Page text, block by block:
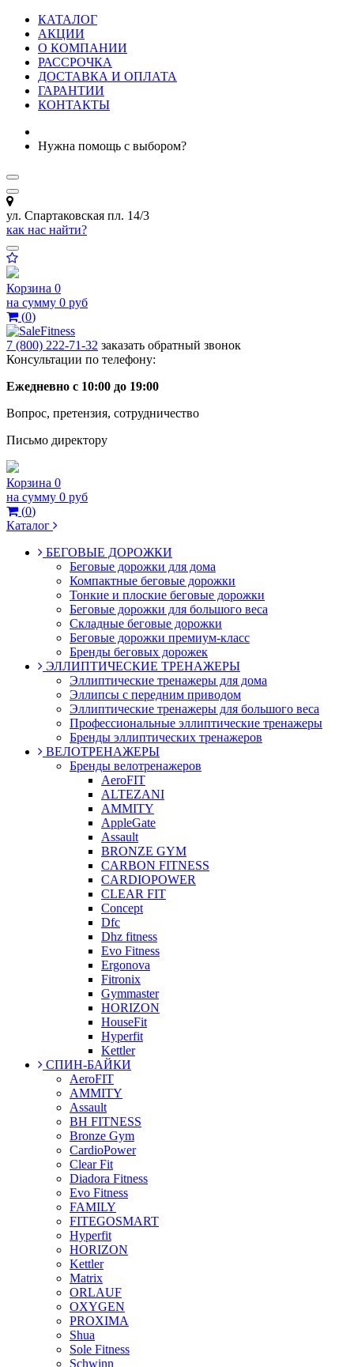
КАТАЛОГ
АКЦИИ
О КОМПАНИИ
РАССРОЧКА
ДОСТАВКА И ОПЛАТА
ГАРАНТИИ
КОНТАКТЫ
Нужна помощь с выбором?
ул. Спартаковская пл. 14/3
как нас найти?
Корзина 0
на сумму 0 руб
(0)
7 (800) 222-71-32 заказать обратный звонок
Консультации по телефону:
Ежедневно с 10:00 до 19:00
Вопрос, претензия, сотрудничество
Письмо директору
Корзина 0
на сумму 0 руб
(0)
Каталог
БЕГОВЫЕ ДОРОЖКИ
Беговые дорожки для дома
Компактные беговые дорожки
Тонкие и плоские беговые дорожки
Беговые дорожки для большого веса
Складные беговые дорожки
Беговые дорожки премиум-класс
Бренды беговых дорожек
ЭЛЛИПТИЧЕСКИЕ ТРЕНАЖЕРЫ
Эллиптические тренажеры для дома
Эллипсы с передним приводом
Эллиптические тренажеры для большого веса
Профессиональные эллиптические тренажеры
Бренды эллиптических тренажеров
ВЕЛОТРЕНАЖЕРЫ
Бренды велотренажеров
AeroFIT
ALTEZANI
AMMITY
AppleGate
Assault
BRONZE GYM
CARBON FITNESS
CARDIOPOWER
CLEAR FIT
Concept
Dfc
Dhz fitness
Evo Fitness
Ergonova
Fitronix
Gymmaster
HORIZON
HouseFit
Hyperfit
Kettler
СПИН-БАЙКИ
AeroFIT
AMMITY
Assault
BH FITNESS
Bronze Gym
CardioPower
Clear Fit
Diadora Fitness
Evo Fitness
FAMILY
FITEGOSMART
Hyperfit
HORIZON
Kettler
Matrix
ORLAUF
OXYGEN
PROXIMA
Shua
Sole Fitness
Schwinn